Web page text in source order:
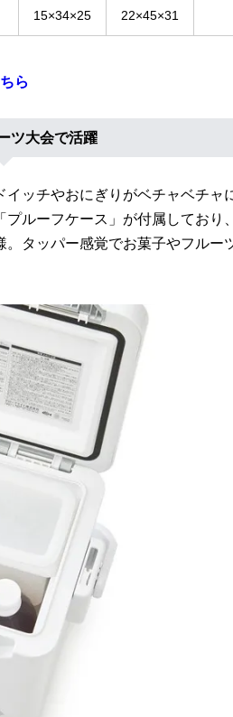
15×34×25 22×45×31
ら
ツ大会で活躍
イッチやおにぎりがベチャベチ
ルーフケース」が付属しており
タッパー感覚でお菓子やフルー